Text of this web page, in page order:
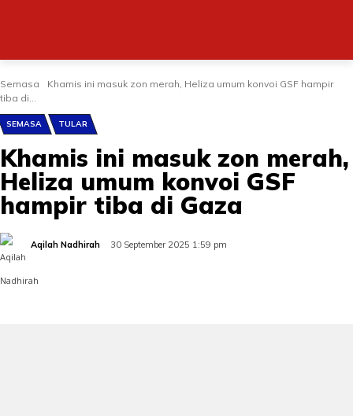
Semasa
Khamis ini masuk zon merah, Heliza umum konvoi GSF hampir
tiba di...
SEMASA TULAR
Khamis ini masuk zon merah,
Heliza umum konvoi GSF
hampir tiba di Gaza
Aqilah Nadhirah 30 September 2025 1:59 pm